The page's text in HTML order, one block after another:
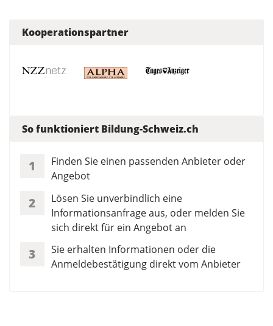
Kooperationspartner
So funktioniert Bildung-Schweiz.ch
1
Finden Sie einen passenden Anbieter oder
Angebot
2
Lösen Sie unverbindlich eine
Informationsanfrage aus, oder melden Sie
sich direkt für ein Angebot an
3
Sie erhalten Informationen oder die
Anmeldebestätigung direkt vom Anbieter